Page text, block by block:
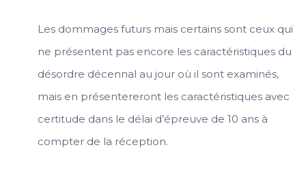
Les dommages futurs mais certains sont ceux qui
ne présentent pas encore les caractéristiques du
désordre décennal au jour où il sont examinés,
mais en présentereront les caractéristiques avec
certitude dans le délai d’épreuve de 10 ans à
compter de la réception.